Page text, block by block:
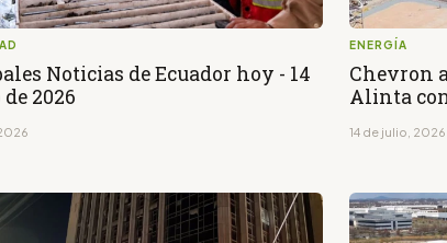
Noticias de Ecuador hoy - 14
2026
ENERGÍA
Chevron
Alinta
14 de julio, 2026